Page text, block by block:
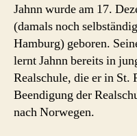
Jahnn wurde am 17.
(damals noch
Hamburg) geboren.
lernt Jahnn bereits in
Realschule, die er in St.
Beendigung der
nach Norwegen.